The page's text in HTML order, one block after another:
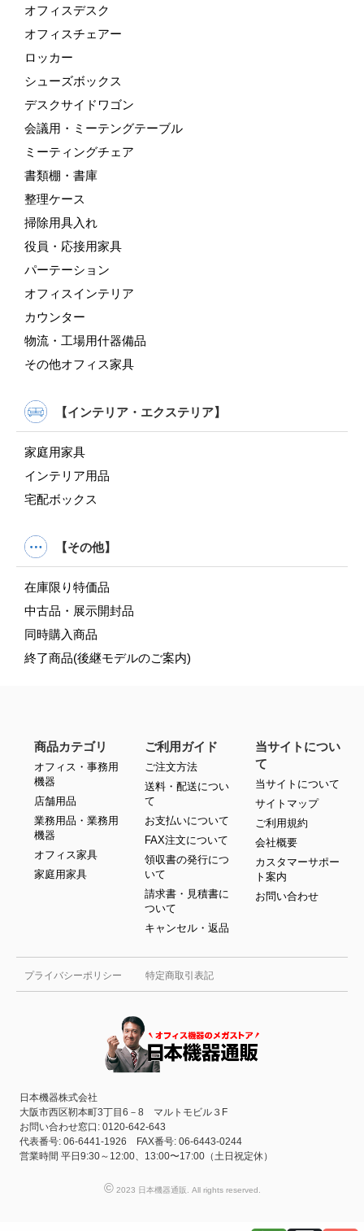
オフィスデスク
オフィスチェアー
ロッカー
シューズボックス
デスクサイドワゴン
会議用・ミーテングテーブル
ミーティングチェア
書類棚・書庫
整理ケース
掃除用具入れ
役員・応接用家具
パーテーション
オフィスインテリア
カウンター
物流・工場用什器備品
その他オフィス家具
【インテリア・エクステリア】
家庭用家具
インテリア用品
宅配ボックス
【その他】
在庫限り特価品
中古品・展示開封品
同時購入商品
終了商品(後継モデルのご案内)
プライバシーポリシー 特定商取引表記
日本機器株式会社
大阪市西区靭本町3丁目6－8 マルトモビル３F
お問い合わせ窓口: 0120-642-643
代表番号: 06-6441-1926 FAX番号: 06-6443-0244
営業時間 平日9:30～12:00、13:00〜17:00（土日祝定休）
商品カテゴリ
オフィス・事務用
機器
店舗用品
業務用品・業務用
機器
オフィス家具
家庭用家具
ご利用ガイド
ご注文方法
送料・配送につい
て
お支払いについて
FAX注文について
領収書の発行につ
いて
請求書・見積書に
ついて
キャンセル・返品
当サイトについ
て
当サイトについて
サイトマップ
ご利用規約
会社概要
カスタマーサポー
ト案内
お問い合わせ
©2023 日本機器通販. All rights reserved.